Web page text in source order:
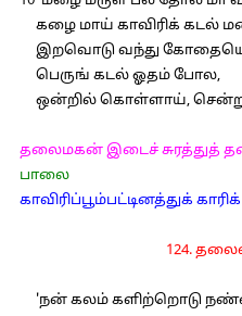
கழை மாய் காவிரிக் கடல்
இறவொடு வந்து
பெருங் கடல் ஓதம் போல,
ஒன்றில் கொள்ளாய், சென்று
தலைமகன் இடைச் சுரத்துத்
பாலை
காவிரிப்பூம்பட்டினத்துக்
124.
'நன் கலம் களிற்றொடு